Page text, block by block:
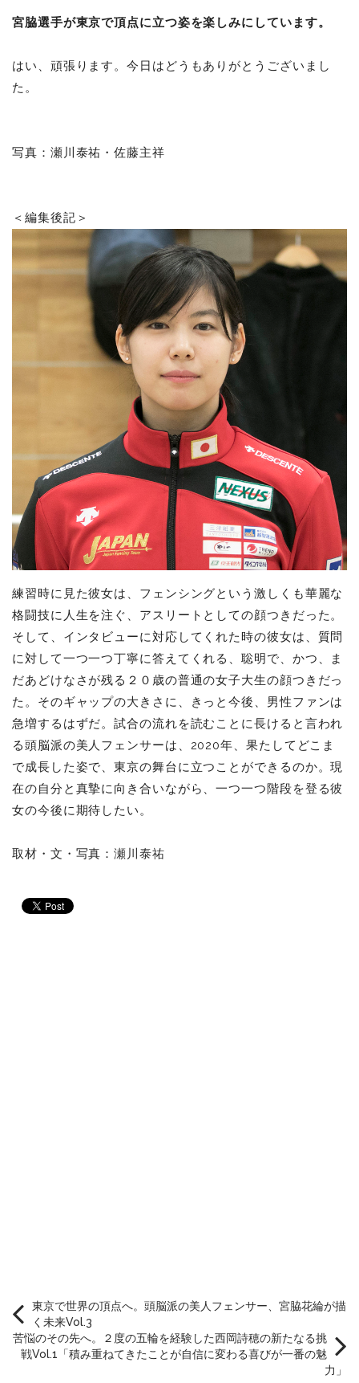
宮脇選手が東京で頂点に立つ姿を楽しみにしています。
はい、頑張ります。今日はどうもありがとうございまし
た。
写真：瀬川泰祐・佐藤主祥
＜編集後記＞
練習時に見た彼女は、フェンシングという激しくも華麗な
格闘技に人生を注ぐ、アスリートとしての顔つきだった。
そして、インタビューに対応してくれた時の彼女は、質問
に対して一つ一つ丁寧に答えてくれる、聡明で、かつ、ま
だあどけなさが残る２０歳の普通の女子大生の顔つきだっ
た。そのギャップの大きさに、きっと今後、男性ファンは
急増するはずだ。試合の流れを読むことに長けると言われ
る頭脳派の美人フェンサーは、2020年、果たしてどこま
で成長した姿で、東京の舞台に立つことができるのか。現
在の自分と真摯に向き合いながら、一つ一つ階段を登る彼
女の今後に期待したい。
取材・文・写真：瀬川泰祐
東京で世界の頂点へ。頭脳派の美人フェンサー、宮脇花綸が描
く未来Vol.3
苦悩のその先へ。２度の五輪を経験した西岡詩穂の新たなる挑
戦Vol.1「積み重ねてきたことが自信に変わる喜びが一番の魅
力」